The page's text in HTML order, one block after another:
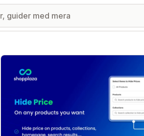
Galleri med utvalda bilder